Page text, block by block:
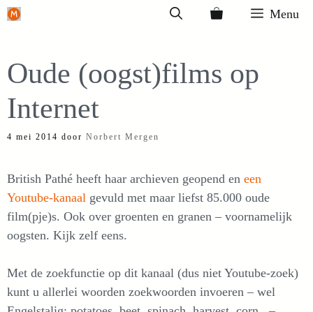
Ga
inhoud
Menu
Oude (oogst)films op
Internet
4 mei 2014 door Norbert Mergen
British Pathé heeft haar archieven geopend en een
Youtube-kanaal gevuld met maar liefst 85.000 oude
film(pje)s. Ook over groenten en granen – voornamelijk
oogsten. Kijk zelf eens.
Met de zoekfunctie op dit kanaal (dus niet Youtube-zoek)
kunt u allerlei woorden zoekwoorden invoeren – wel